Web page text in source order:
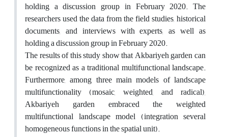
holding a discussion group in February 2020. The
researchers used the data from the field studies, historical
documents, and interviews with experts, as well as
holding a discussion group in February 2020.
The results of this study show that Akbariyeh garden can
be recognized as a traditional multifunctional landscape.
Furthermore, among three main models of landscape
multifunctionality (mosaic, weighted, and radical),
Akbariyeh garden embraced the weighted
multifunctional landscape model (integration several
homogeneous functions in the spatial unit).